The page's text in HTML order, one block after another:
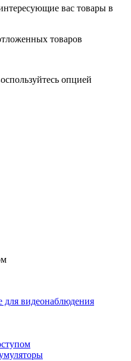
вас товары в
товаров
опцией
для видеонаблюдения